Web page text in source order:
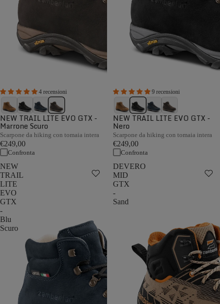
4 recensioni
NEW TRAIL LITE EVO GTX -
Marrone Scuro
Scarpone da hiking con tomaia intera
€249,00
Confronta
9 recensioni
NEW TRAIL LITE EVO GTX -
Nero
Scarpone da hiking con tomaia intera
€249,00
Confronta
NEW
TRAIL
LITE
EVO
GTX
-
Blu
Scuro
DEVERO
MID
GTX
-
Sand